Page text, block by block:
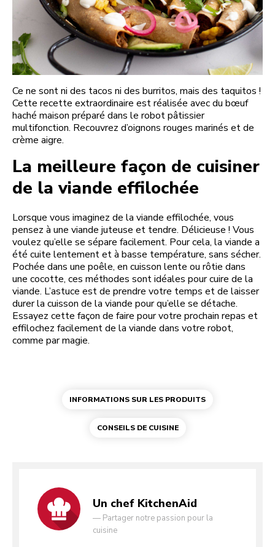
Ce ne sont ni des tacos ni des burritos, mais des taquitos !
Cette recette extraordinaire est réalisée avec du bœuf
haché maison préparé dans le robot pâtissier
multifonction. Recouvrez d’oignons rouges marinés et de
crème aigre.
La meilleure façon de cuisiner
de la viande effilochée
Lorsque vous imaginez de la viande effilochée, vous
pensez à une viande juteuse et tendre. Délicieuse ! Vous
voulez qu’elle se sépare facilement. Pour cela, la viande a
été cuite lentement et à basse température, sans sécher.
Pochée dans une poêle, en cuisson lente ou rôtie dans
une cocotte, ces méthodes sont idéales pour cuire de la
viande. L’astuce est de prendre votre temps et de laisser
durer la cuisson de la viande pour qu’elle se détache.
Essayez cette façon de faire pour votre prochain repas et
effilochez facilement de la viande dans votre robot,
comme par magie.
INFORMATIONS SUR LES PRODUITS
CONSEILS DE CUISINE
Un chef KitchenAid
— Partager notre passion pour la
cuisine